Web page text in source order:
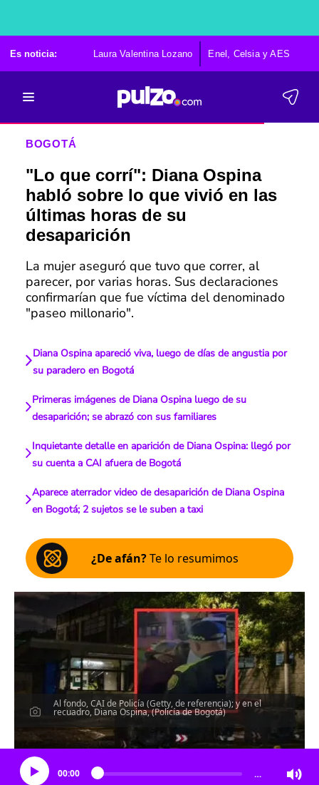
Es noticia: Laura Valentina Lozano Enel, Celsia y AES
BOGOTÁ
"Lo que corrí": Diana Ospina
habló sobre lo que vivió en las
últimas horas de su
desaparición
La mujer aseguró que tuvo que correr, al
parecer, por varias horas. Sus declaraciones
confirmarían que fue víctima del denominado
"paseo millonario".
Diana Ospina apareció viva, luego de días de angustia por
su paradero en Bogotá
Primeras imágenes de Diana Ospina luego de su
desaparición; se abrazó con sus familiares
Inquietante detalle en aparición de Diana Ospina: llegó por
su cuenta a CAI afuera de Bogotá
Aparece aterrador video de desaparición de Diana Ospina
en Bogotá; 2 sujetos se le suben a taxi
¿De afán?Te lo resumimos
Al fondo, CAI de Policía (Getty, de referencia); y en el
recuadro, Diana Ospina, (Policía de Bogotá)
Escucha el artículo
00:00 …